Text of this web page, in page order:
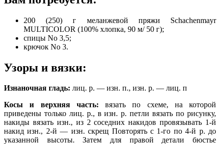
200 (250) г меланжевой пряжи Schachenmayr
MULTICOLOR (100% хлопка, 90 м/ 50 г);
спицы No 3,5;
крючок No 3.
Узоры и вязки:
Изнаночная гладь: лиц. р. — изн. п., изн. р. — лиц. п
Косы и верхняя часть: вязать по схеме, на которой
приведены только лиц. р., в изн. р. петли вязать по рисунку,
накиды вязать изн., из 2 соседних накидов провязывать 1-й
накид изн., 2-й — изн. скрещ Повторять с 1-го по 4-й р. до
указанной высоты. Затем для правой детали бюстье